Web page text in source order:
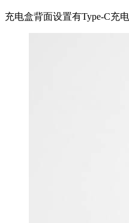
充电盒背面设置有Type-C充